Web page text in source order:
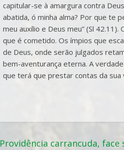
capitular-se à amargura contra
abatida, ó minha alma? Por que te
meu auxílio e Deus meu” (Sl
que é cometido. Os ímpios que
de Deus, onde serão julgados
bem-aventurança eterna. A
que terá que prestar contas da sua
Providência carrancuda,